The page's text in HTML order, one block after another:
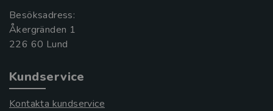
Besöksadress:
Åkergränden 1
Kundservice
Kontakta kundservice